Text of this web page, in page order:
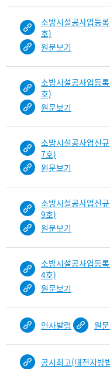
소방시설공사업등
호)
원문보기
소방시설공사업등
호)
원문보기
소방시설공사업신
7호)
원문보기
소방시설공사업신
9호)
원문보기
소방시설공사업등
4호)
원문보기
인사발령 원
공시최고(대전지방